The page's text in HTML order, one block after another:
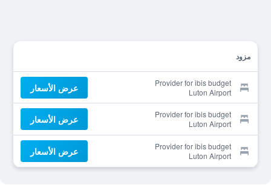
مزود
Provider for ibis budget
Luton Airport
عرض الأسعار
Provider for ibis budget
Luton Airport
عرض الأسعار
Provider for ibis budget
Luton Airport
عرض الأسعار